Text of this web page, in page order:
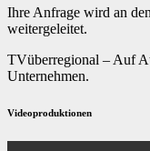
Ihre Anfrage wird an
weitergeleitet.
TVüberregional – Auf
Unternehmen.
Videoproduktionen